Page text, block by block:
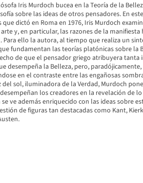
Iris Murdoch bucea en la Teoría de la
sobre las ideas de otros pensadores. En
que dictó en Roma en 1976, Iris Murdoch
y, en particular, las razones de la
Para ello la autora, al tiempo que realiza un
fundamentan las teorías platónicas sobre la
de que el pensador griego atribuyera tanta
desempeña la Belleza, pero,
en el contraste entre las engañosas
del sol, iluminadora de la Verdad, Murdoch
los creadores en la revelación de
ve además enriquecido con las ideas sobre
de figuras tan destacadas como Kant,